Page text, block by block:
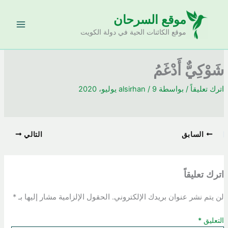
موقع السرحان
موقع الكائنات الحية في دولة الكويت
شَوْكِيٌّ أَدْغَمُ
اترك تعليقاً / بواسطة alsirhan/ 9 يوليو، 2020
السابق التالي
اترك تعليقاً
لن يتم نشر عنوان بريدك الإلكتروني. الحقول الإلزامية مشار إليها بـ *
التعليق *